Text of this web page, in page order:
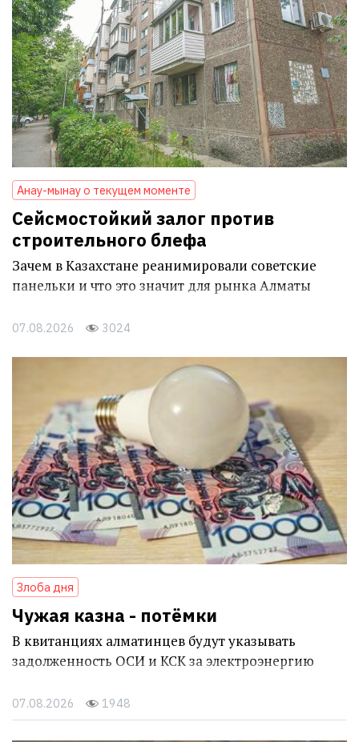
Анау-мынау о текущем моменте
Сейсмостойкий залог против
строительного блефа
Зачем в Казахстане реанимировали советские
панельки и что это значит для рынка Алматы
07.08.2026 3024
Злоба дня
Чужая казна - потёмки
В квитанциях алматинцев будут указывать
задолженность ОСИ и КСК за электроэнергию
07.08.2026 1948